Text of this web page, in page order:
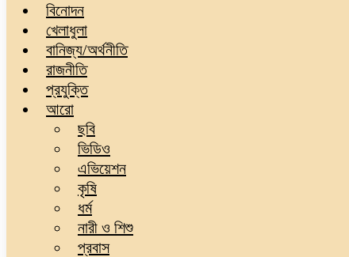
বিনোদন
খেলাধুলা
বানিজ্য/অর্থনীতি
রাজনীতি
প্রযুক্তি
আরো
ছবি
ভিডিও
এভিয়েশন
কৃষি
ধর্ম
নারী ও শিশু
প্রবাস